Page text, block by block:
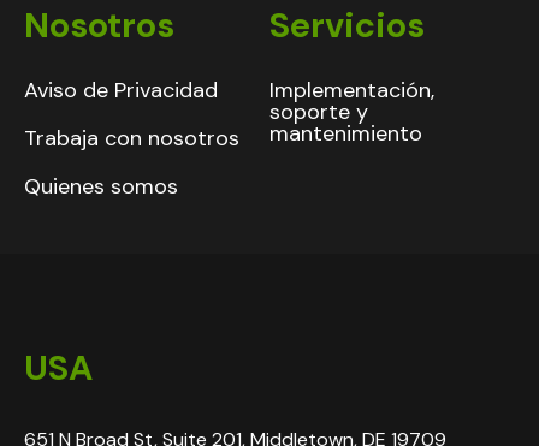
Nosotros
Aviso de Privacidad
Trabaja con nosotros
Quienes somos
Servicios
Implementación,
soporte y
mantenimiento
USA
651 N Broad St, Suite 201, Middletown, DE 19709